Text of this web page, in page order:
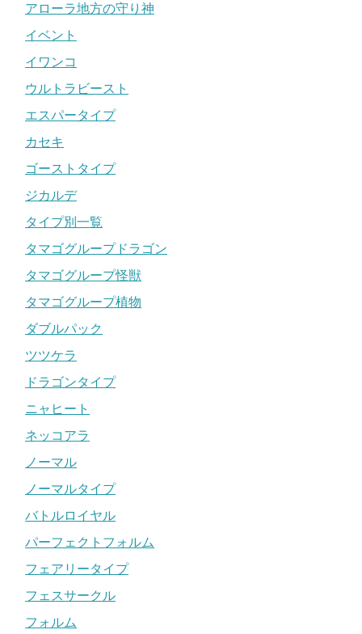
アローラ地方の守り神
イベント
イワンコ
ウルトラビースト
エスパータイプ
カセキ
ゴーストタイプ
ジカルデ
タイプ別一覧
タマゴグループドラゴン
タマゴグループ怪獣
タマゴグループ植物
ダブルパック
ツツケラ
ドラゴンタイプ
ニャヒート
ネッコアラ
ノーマル
ノーマルタイプ
バトルロイヤル
パーフェクトフォルム
フェアリータイプ
フェスサークル
フォルム